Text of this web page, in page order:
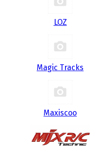
LOZ
Magic Tracks
Maxiscoo